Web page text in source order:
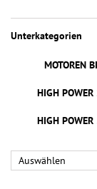
Unterkategorien
MOTOREN
HIGH
HIGH
Auswählen